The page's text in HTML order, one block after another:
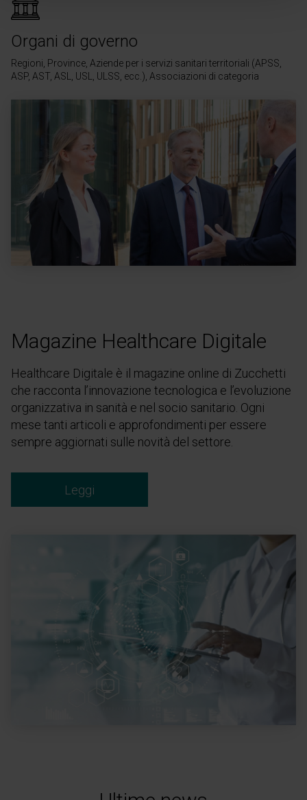
Organi di governo
Regioni, Province, Aziende per i servizi sanitari territoriali (APSS,
ASP, AST, ASL, USL, ULSS, ecc.), Associazioni di categoria
Magazine Healthcare Digitale
Healthcare Digitale è il magazine online di Zucchetti
che racconta l’innovazione tecnologica e l’evoluzione
organizzativa in sanità e nel socio sanitario. Ogni
mese tanti articoli e approfondimenti per essere
sempre aggiornati sulle novità del settore.
Leggi